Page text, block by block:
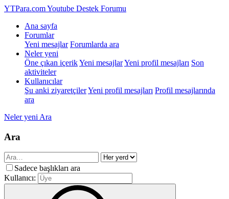
YTPara.comYoutube Destek Forumu
Ana sayfa
Forumlar
Yeni mesajlar Forumlarda ara
Neler yeni
Öne çıkan içerikYeni mesajlarYeni profil mesajları Son
aktiviteler
Kullanıcılar
Şu anki ziyaretçilerYeni profil mesajları Profil mesajlarında
ara
Neler yeni Ara
Ara
Sadece başlıkları ara
Kullanıcı: